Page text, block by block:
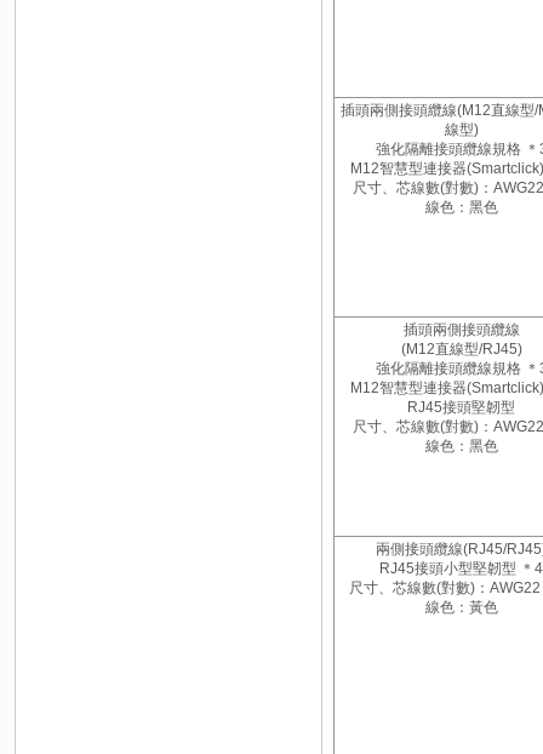
插頭兩側接頭纜線(M12直線型/
線型)
強化隔離接頭纜線規格 ＊
M12智慧型連接器
尺寸、芯線數(對數)：
線色：黑色
插頭兩側接頭纜線
(M12直線型/RJ45)
強化隔離接頭纜線規格 ＊
M12智慧型連接器
RJ45接頭堅韌型
尺寸、芯線數(對數)：
線色：黑色
兩側接頭纜線(RJ45/
RJ45接頭小型堅韌型 ＊4
尺寸、芯線數(對數)：
線色：黃色